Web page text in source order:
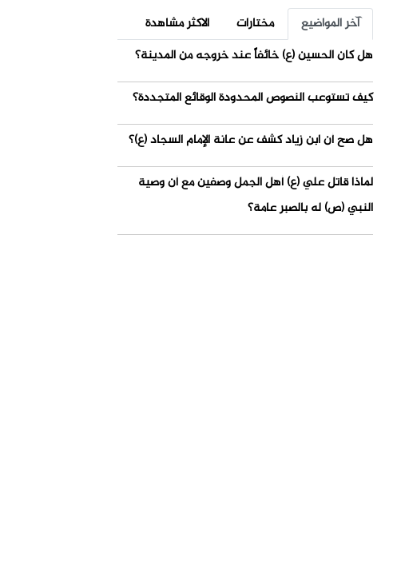
آخر المواضيع مختارات
الاكثر مشاهدة
هل كان الحسين (ع) خائفاً عند خروجه من المدينة؟
كيف تستوعب النصوص المحدودة الوقائع المتجددة؟
هل صح أن ابن زياد كشف عن عانة الإمام السجاد (ع)؟
لماذا قاتل علي (ع) أهل الجمل وصفين مع أن وصية
النبي (ص) له بالصبر عامة؟